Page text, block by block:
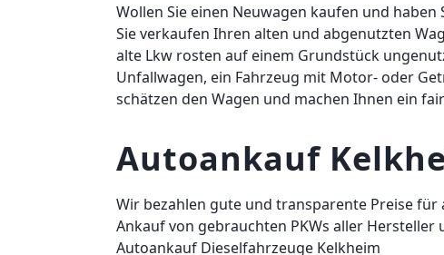
Wollen Sie einen Neuwagen kaufen und
Sie verkaufen Ihren alten und abgenutzten
alte Lkw rosten auf einem Grundstück
Unfallwagen, ein Fahrzeug mit Motor- oder
schätzen den Wagen und machen Ihnen ein
Autoankauf
Wir bezahlen gute und transparente Preise für
Ankauf von gebrauchten PKWs aller Hersteller
Autoankauf Dieselfahrzeuge Kelkheim